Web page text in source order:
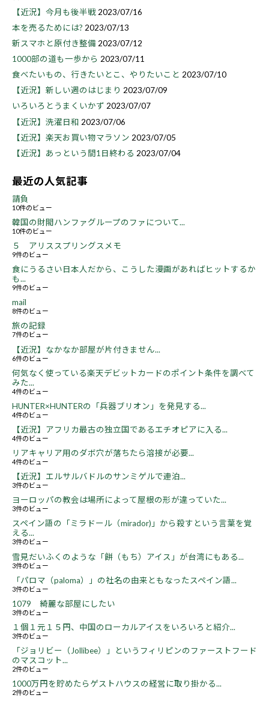
【近況】今月も後半戦 2023/07/16
本を売るためには? 2023/07/13
新スマホと原付き整備 2023/07/12
1000部の道も一歩から 2023/07/11
食べたいもの、行きたいとこ、やりたいこと 2023/07/10
【近況】新しい週のはじまり 2023/07/09
いろいろとうまくいかず 2023/07/07
【近況】洗濯日和 2023/07/06
【近況】楽天お買い物マラソン 2023/07/05
【近況】あっという間1日終わる 2023/07/04
最近の人気記事
請負
10件のビュー
韓国の財閥ハンファグループのファについて...
10件のビュー
５ アリススプリングスメモ
9件のビュー
食にうるさい日本人だから、こうした漫画があればヒットするか
も...
9件のビュー
mail
8件のビュー
旅の記録
7件のビュー
【近況】なかなか部屋が片付きません...
6件のビュー
何気なく使っている楽天デビットカードのポイント条件を調べて
みた...
4件のビュー
HUNTER×HUNTERの「兵器ブリオン」を発見する...
4件のビュー
【近況】アフリカ最古の独立国であるエチオピアに入る...
4件のビュー
リアキャリア用のダボ穴が落ちたら溶接が必要...
4件のビュー
【近況】エルサルバドルのサンミゲルで連泊...
3件のビュー
ヨーロッパの教会は場所によって屋根の形が違っていた...
3件のビュー
スペイン語の「ミラドール（mirador)」から殺すという言葉を覚
える...
3件のビュー
雪見だいふくのような「餅（もち）アイス」が台湾にもある...
3件のビュー
「パロマ（paloma）」の社名の由来ともなったスペイン語...
3件のビュー
1079 綺麗な部屋にしたい
3件のビュー
１個１元１５円、中国のローカルアイスをいろいろと紹介...
3件のビュー
「ジョリビー（Jollibee）」というフィリピンのファーストフード
のマスコット...
2件のビュー
1000万円を貯めたらゲストハウスの経営に取り掛かる...
2件のビュー